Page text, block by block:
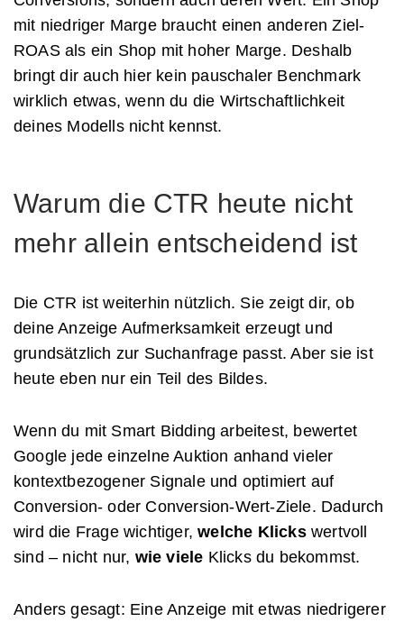
mit niedriger Marge braucht einen anderen Ziel-
ROAS als ein Shop mit hoher Marge. Deshalb
bringt dir auch hier kein pauschaler Benchmark
wirklich etwas, wenn du die Wirtschaftlichkeit
deines Modells nicht kennst.
Warum die CTR heute nicht
mehr allein entscheidend ist
Die CTR ist weiterhin nützlich. Sie zeigt dir, ob
deine Anzeige Aufmerksamkeit erzeugt und
grundsätzlich zur Suchanfrage passt. Aber sie ist
heute eben nur ein Teil des Bildes.
Wenn du mit Smart Bidding arbeitest, bewertet
Google jede einzelne Auktion anhand vieler
kontextbezogener Signale und optimiert auf
Conversion- oder Conversion-Wert-Ziele. Dadurch
wird die Frage wichtiger,welche Klickswertvoll
sind – nicht nur, wie viele Klicks du bekommst.
Anders gesagt: Eine Anzeige mit etwas niedrigerer